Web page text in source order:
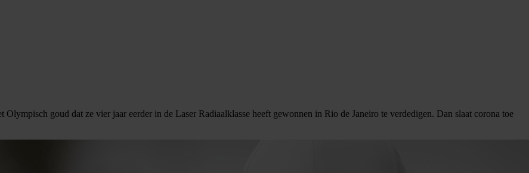
goud dat ze vier jaar eerder in de Laser Radiaalklasse heeft gewonnen in Rio de Janeiro te verdedigen. Dan slaat corona toe